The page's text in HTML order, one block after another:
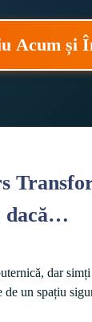
Acum și
dacă…
dar
un spațiu